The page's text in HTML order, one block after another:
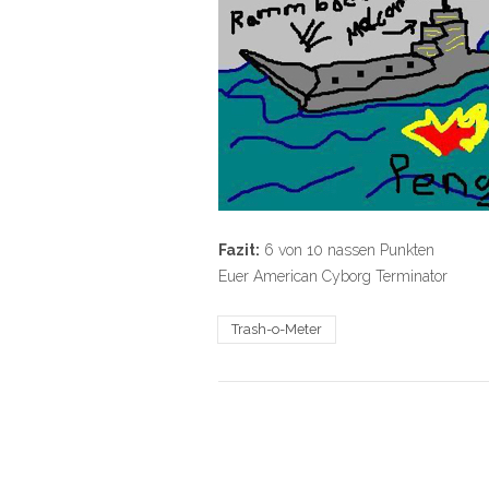
Fazit: 6 von 10 nassen Punkten
Euer American Cyborg Terminator
Trash-o-Meter